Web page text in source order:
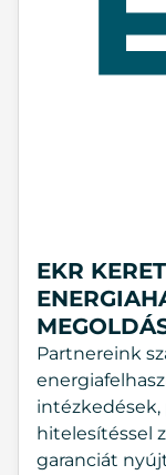
EKR
Partnereink
intézkedések,
hitelesítéssel
garanciát